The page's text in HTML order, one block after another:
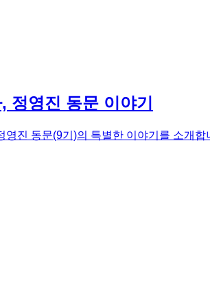
영진 동문 이야기
진 동문(9기)의 특별한 이야기를 소개합